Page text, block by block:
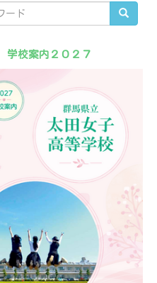
学校案内２０２７